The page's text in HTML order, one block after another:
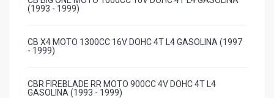
(1993 - 1999)
CB X4 MOTO 1300CC 16V DOHC 4T L4 GASOLINA (1997
- 1999)
CBR FIREBLADE RR MOTO 900CC 4V DOHC 4T L4
GASOLINA (1993 - 1999)